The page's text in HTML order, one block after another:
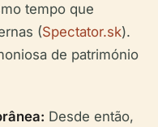
tempo que
(Spectator.sk).
de património
Desde então,